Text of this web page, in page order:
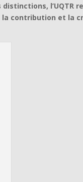
l’UQTR
la contribution et la